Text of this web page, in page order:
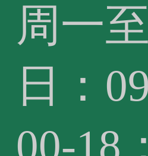
周一
日：
00-18